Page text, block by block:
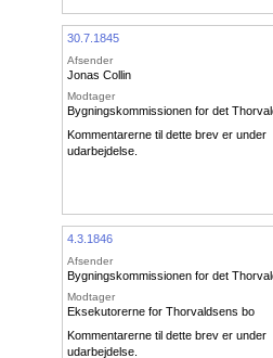
30.7.1845
Afsender
Jonas Collin
Modtager
Bygningskommissionen for det
Kommentarerne til dette brev er under
udarbejdelse.
4.3.1846
Afsender
Bygningskommissionen for det
Modtager
Eksekutorerne for Thorvaldsens bo
Kommentarerne til dette brev er under
udarbejdelse.